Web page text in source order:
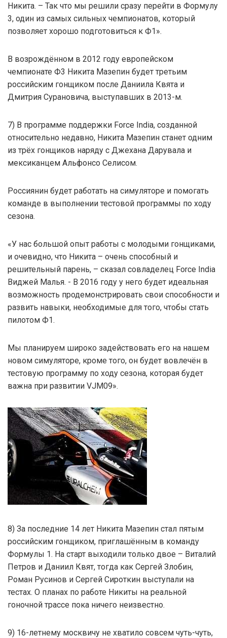
Никита. – Так что мы решили сразу перейти в Формулу
3, один из самых сильных чемпионатов, который
позволяет хорошо подготовиться к Ф1».
В возрождённом в 2012 году европейском
чемпионате Ф3 Никита Мазепин будет третьим
российским гонщиком после Даниила Квята и
Дмитрия Сурановича, выступавших в 2013-м.
7) В программе поддержки Force India, созданной
относительно недавно, Никита Мазепин станет одним
из трёх гонщиков наряду с Джехана Дарувала и
мексиканцем Альфонсо Селисом.
Россиянин будет работать на симуляторе и помогать
команде в выполнении тестовой программы по ходу
сезона.
«У нас большой опыт работы с молодыми гонщиками,
и очевидно, что Никита – очень способный и
решительный парень, – сказал совладелец Force India
Виджей Малья. - В 2016 году у него будет идеальная
возможность продемонстрировать свои способности и
развить навыки, необходимые для того, чтобы стать
пилотом Ф1.
Мы планируем широко задействовать его на нашем
новом симуляторе, кроме того, он будет вовлечён в
тестовую программу по ходу сезона, которая будет
важна при развитии VJM09».
8) За последние 14 лет Никита Мазепин стал пятым
российским гонщиком, приглашённым в команду
Формулы 1. На старт выходили только двое – Виталий
Петров и Даниил Квят, тогда как Сергей Злобин,
Роман Русинов и Сергей Сироткин выступали на
тестах. О планах по работе Никиты на реальной
гоночной трассе пока ничего неизвестно.
9) 16-летнему москвичу не хватило совсем чуть-чуть,